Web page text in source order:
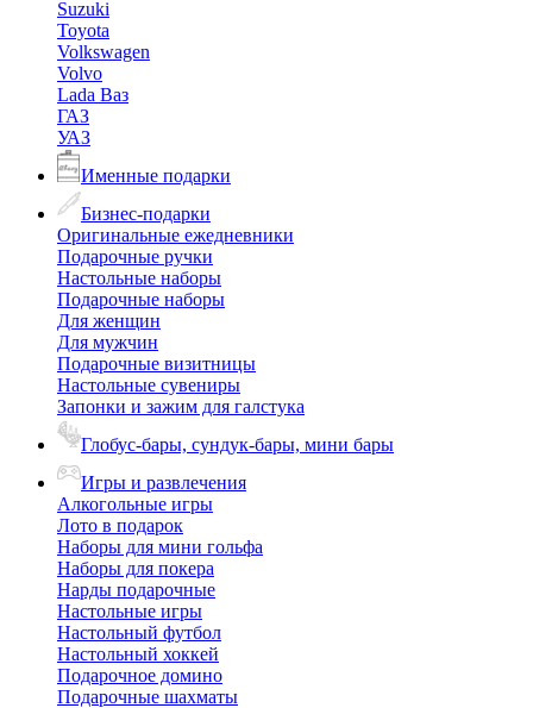
Suzuki
Toyota
Volkswagen
Volvo
Lada Ваз
ГАЗ
УАЗ
Именные подарки
Бизнес-подарки
Оригинальные ежедневники
Подарочные ручки
Настольные наборы
Подарочные наборы
Для женщин
Для мужчин
Подарочные визитницы
Настольные сувениры
Запонки и зажим для галстука
Глобус-бары, сундук-бары, мини бары
Игры и развлечения
Алкогольные игры
Лото в подарок
Наборы для мини гольфа
Наборы для покера
Нарды подарочные
Настольные игры
Настольный футбол
Настольный хоккей
Подарочное домино
Подарочные шахматы